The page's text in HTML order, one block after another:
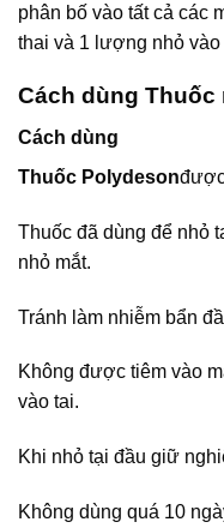
phân bố vào tất cả các
thai và 1 lượng nhỏ vào
Cách dùng Thuốc
Cách dùng
Thuốc Polydeson
Thuốc đã dùng để nhỏ
nhỏ mắt.
Tránh làm nhiễm bẩn
Không được tiêm vào
vào tai.
Khi nhỏ tại đầu giữ
Không dùng quá 10